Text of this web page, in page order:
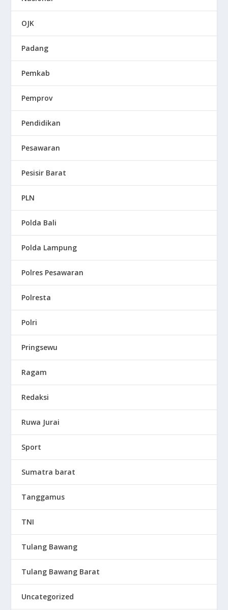
OJK
Padang
Pemkab
Pemprov
Pendidikan
Pesawaran
Pesisir Barat
PLN
Polda Bali
Polda Lampung
Polres Pesawaran
Polresta
Polri
Pringsewu
Ragam
Redaksi
Ruwa Jurai
Sport
Sumatra barat
Tanggamus
TNI
Tulang Bawang
Tulang Bawang Barat
Uncategorized